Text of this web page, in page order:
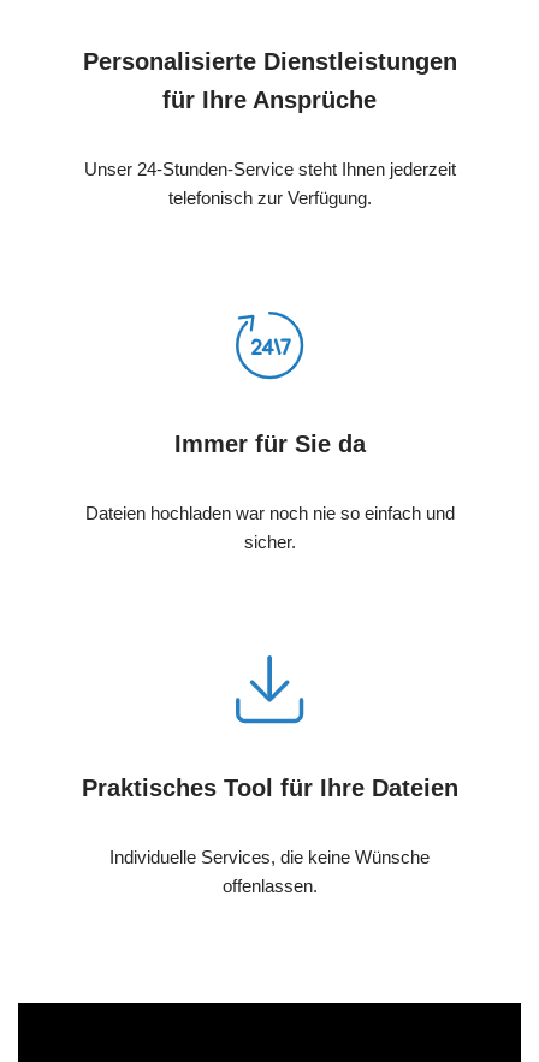
Personalisierte Dienstleistungen
für Ihre Ansprüche
Unser 24-Stunden-Service steht Ihnen jederzeit
telefonisch zur Verfügung.
Immer für Sie da
Dateien hochladen war noch nie so einfach und
sicher.
Praktisches Tool für Ihre Dateien
Individuelle Services, die keine Wünsche
offenlassen.